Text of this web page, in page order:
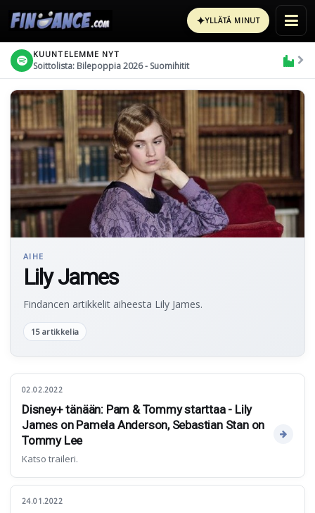
✦YLLÄTÄ MINUT
KUUNTELEMME NYT
Soittolista: Bilepoppia 2026 - Suomihitit
AIHE
Lily James
Findancen artikkelit aiheesta Lily James.
15 artikkelia
02.02.2022
Disney+ tänään: Pam & Tommy starttaa - Lily
James on Pamela Anderson, Sebastian Stan on
Tommy Lee
Katso traileri.
24.01.2022